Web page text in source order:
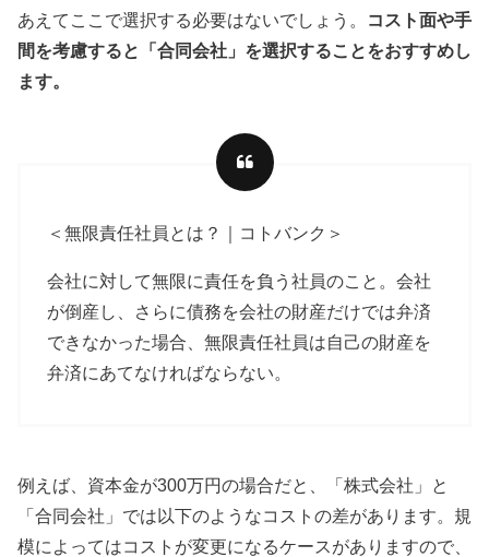
あえてここで選択する必要はないでしょう。
コスト面や手
間を考慮すると「合同会社」を選択することをおすすめし
ます。
＜無限責任社員とは？｜コトバンク＞
会社に対して無限に責任を負う社員のこと。会社
が倒産し、さらに債務を会社の財産だけでは弁済
できなかった場合、無限責任社員は自己の財産を
弁済にあてなければならない。
例えば、資本金が300万円の場合だと、「株式会社」と
「合同会社」では以下のようなコストの差があります。規
模によってはコストが変更になるケースがありますので、